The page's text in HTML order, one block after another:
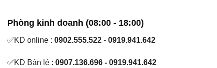
Phòng kinh doanh (08:00 - 18:00)
✅KD online : 0902.555.522 - 0919.941.642
✅KD Bán lẻ : 0907.136.696 - 0919.941.642